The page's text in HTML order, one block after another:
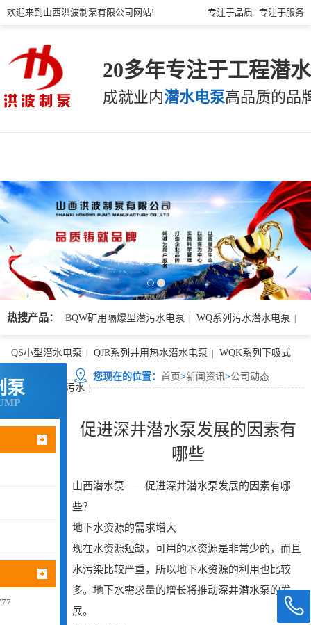
欢迎来到山西洪波制泵有限公司网站! 专注于品质 专注于服务
20多年专注于工程潜
成就业内潜水电泵高品质的品
热搜产品： BQW矿用隔爆型潜污水电泵 WQ系列污水潜水电泵
QS小型潜水电泵 QJR系列井用热水潜水电泵 WQK系列下吸式
（卧式）矿用污水
泵
您现在的位置：首页>新闻资讯>公司动态
促进深井潜水泵发展的因素有
哪些
山西潜水泵——促进深井潜水泵发展的因素有哪
些？
地下水资源的需求增大
现在水资源短缺，可用的水资源是非常少的，而且
水污染比较严重，所以地下水资源的利用也比较
多。地下水需求量的增长将推动深井潜水泵的发
展。